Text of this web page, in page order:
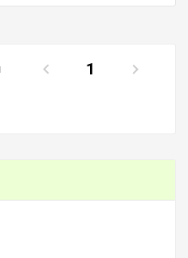
karşılamak üzere, açık
 1 